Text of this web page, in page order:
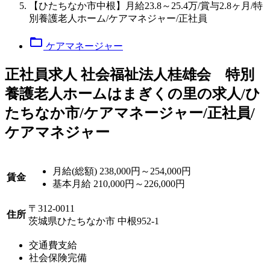
【ひたちなか市中根】月給23.8～25.4万/賞与2.8ヶ月/特
別養護老人ホーム/ケアマネジャー/正社員
folder_open ケアマネージャー
正社員求人 社会福祉法人桂雄会 特別
養護老人ホームはまぎくの里の求人/ひ
たちなか市/ケアマネージャー/正社員/
ケアマネジャー
賃金
月給(総額) 238,000円～254,000円
基本月給 210,000円～226,000円
住所
〒312-0011
茨城県ひたちなか市 中根952-1
交通費支給
社会保険完備